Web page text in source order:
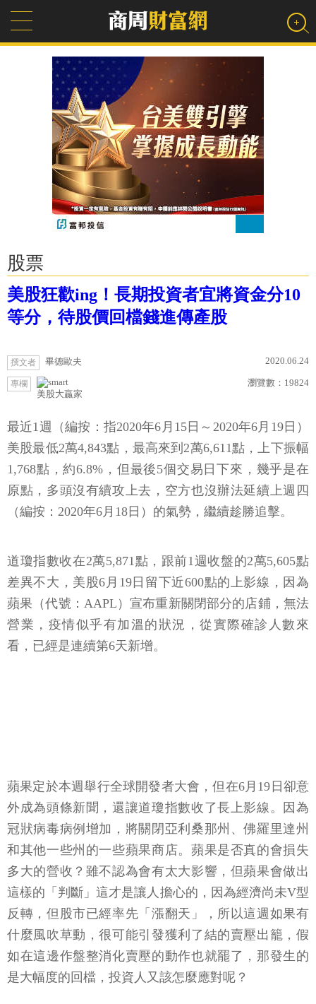
股票
美股狂歡ing！長期投資者宜將資金分10
等分，待股價回檔錢進傳產股
撰文者 畢德歐夫 2020.06.24
專欄
美股大贏家
瀏覽數： 19824
最近1週（編按：指2020年6月15日～2020年6月19日）
美股最低2萬4,843點，最高來到2萬6,611點，上下振幅
1,768點，約6.8%，但最後5個交易日下來，幾乎是在
原點，多頭沒有續攻上去，空方也沒辦法延續上週四
（編按：2020年6月18日）的氣勢，繼續趁勝追擊。
道瓊指數收在2萬5,871點，跟前1週收盤的2萬5,605點
差異不大，美股6月19日留下近600點的上影線，因為
蘋果（代號：AAPL）宣布重新關閉部分的店鋪，無法
營業，疫情似乎有加溫的狀況，從實際確診人數來
看，已經是連續第6天新增。
蘋果定於本週舉行全球開發者大會，但在6月19日卻意
外成為頭條新聞，還讓道瓊指數收了長上影線。因為
冠狀病毒病例增加，將關閉亞利桑那州、佛羅里達州
和其他一些州的一些蘋果商店。蘋果是否真的會損失
多大的營收？雖不認為會有太大影響，但蘋果會做出
這樣的「判斷」這才是讓人擔心的，因為經濟尚未V型
反轉，但股市已經率先「漲翻天」，所以這週如果有
什麼風吹草動，很可能引發獲利了結的賣壓出籠，假
如在這邊作盤整消化賣壓的動作也就罷了，那發生的
是大幅度的回檔，投資人又該怎麼應對呢？